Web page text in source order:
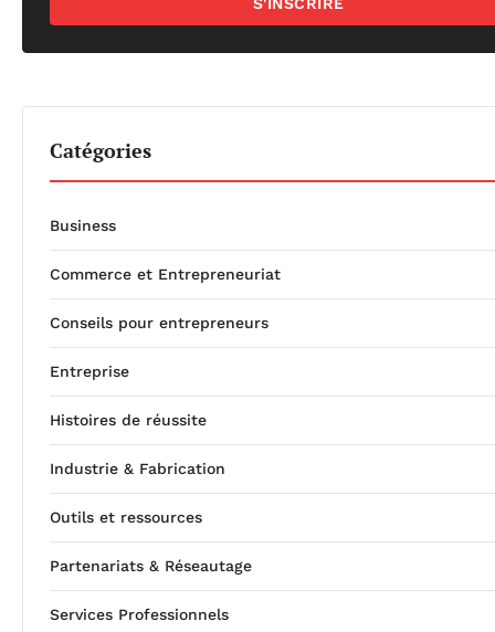
S'INSCRIRE
Catégories
Business
Commerce et Entrepreneuriat
Conseils pour entrepreneurs
Entreprise
Histoires de réussite
Industrie & Fabrication
Outils et ressources
Partenariats & Réseautage
Services Professionnels